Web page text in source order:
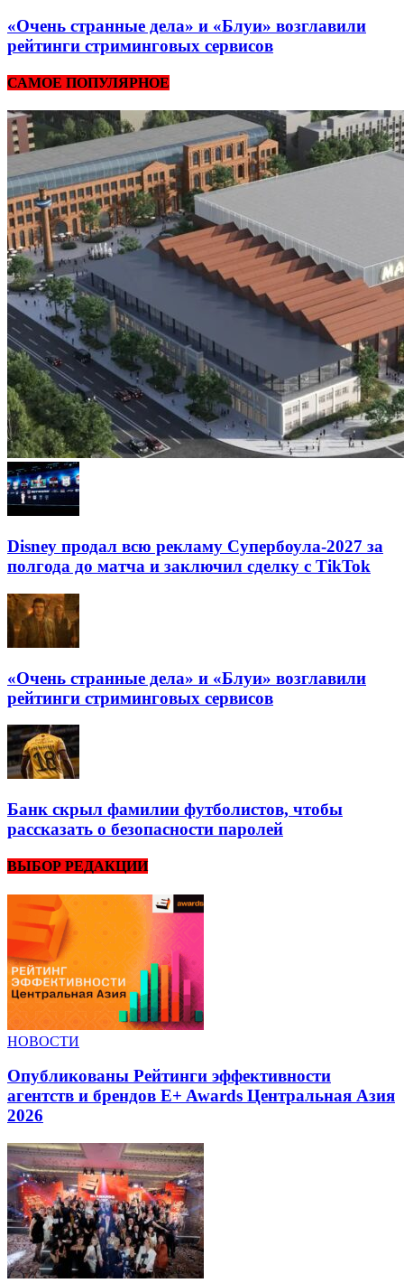
«Очень странные дела» и «Блуи» возглавили
рейтинги стриминговых сервисов
САМОЕ ПОПУЛЯРНОЕ
Disney продал всю рекламу Супербоула-2027 за
полгода до матча и заключил сделку с TikTok
«Очень странные дела» и «Блуи» возглавили
рейтинги стриминговых сервисов
Банк скрыл фамилии футболистов, чтобы
рассказать о безопасности паролей
ВЫБОР РЕДАКЦИИ
НОВОСТИ
Опубликованы Рейтинги эффективности
агентств и брендов E+ Awards Центральная Азия
2026